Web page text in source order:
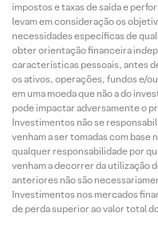
impostos e taxas de saída e
levam em consideração os
necessidades específicas de
obter orientação financeira
características pessoais, antes
os ativos, operações, fundos e/
em uma moeda que não a do
pode impactar adversamente o
Investimentos não se
venham a ser tomadas com base
qualquer responsabilidade por
venham a decorrer da utilização
anteriores não são
Investimentos nos mercados
de perda superior ao valor total